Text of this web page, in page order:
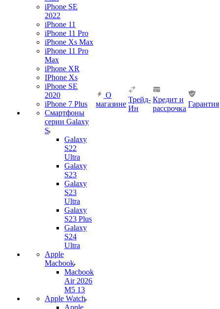
iPhone SE
2022
iPhone 11
iPhone 11 Pro
iPhone Xs Max
iPhone 11 Pro
Max
iPhone XR
IPhone Xs
iPhone SE
2020
iPhone 7 Plus
Смартфоны
серии Galaxy
S
Galaxy
S22
Ultra
Galaxy
S23
Galaxy
S23
Ultra
Galaxy
S23 Plus
Galaxy
S24
Ultra
Apple
Macbook
Macbook
Air 2026
M5 13
Apple Watch
Apple
О
магазине
Трейд-
Ин
Кредит и
рассрочка
Гарантия